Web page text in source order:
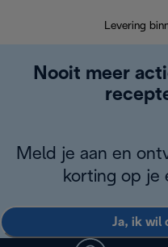
Levering
Nooit meer
Meld je aan en
korting op je
Ja, ik wil